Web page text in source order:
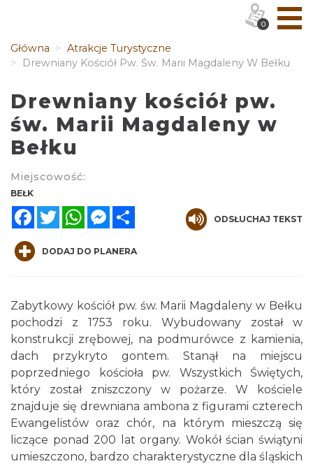
Główna
Atrakcje Turystyczne
Drewniany Kościół Pw. Św. Marii Magdaleny W Bełku
Drewniany kościół pw.
św. Marii Magdaleny w
Bełku
Miejscowość:
BEŁK
FacebookTwitterWhatsAppMessenger
ODSŁUCHAJ TEKST
DODAJ DO PLANERA
Zabytkowy kościół pw. św. Marii Magdaleny w Bełku
pochodzi z 1753 roku. Wybudowany został w
konstrukcji zrębowej, na podmurówce z kamienia,
dach przykryto gontem. Stanął na miejscu
poprzedniego kościoła pw. Wszystkich Świętych,
który został zniszczony w pożarze. W kościele
znajduje się drewniana ambona z figurami czterech
Ewangelistów oraz chór, na którym mieszczą się
liczące ponad 200 lat organy. Wokół ścian świątyni
umieszczono, bardzo charakterystyczne dla śląskich
0